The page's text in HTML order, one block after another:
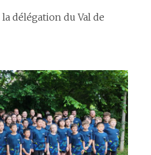
délégation du Val de